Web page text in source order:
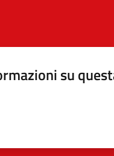
su